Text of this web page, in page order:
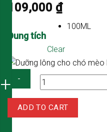
109,000 ₫
Dung tích
100ML
Clear
Dưỡng
ADD TO CART